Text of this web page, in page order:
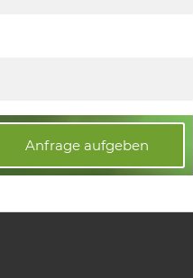
Anfrage aufgeben